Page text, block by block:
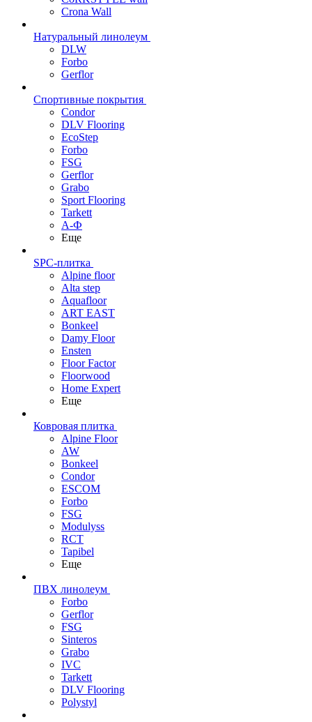
Crona Wall
Натуральный линолеум
DLW
Forbo
Gerflor
Спортивные покрытия
Condor
DLV Flooring
EcoStep
Forbo
FSG
Gerflor
Grabo
Sport Flooring
Tarkett
А-Ф
Еще
SPC-плитка
Alpine floor
Alta step
Aquafloor
ART EAST
Bonkeel
Damy Floor
Ensten
Floor Factor
Floorwood
Home Expert
Еще
Ковровая плитка
Alpine Floor
AW
Bonkeel
Condor
ESCOM
Forbo
FSG
Modulyss
RCT
Tapibel
Еще
ПВХ линолеум
Forbo
Gerflor
FSG
Sinteros
Grabo
IVC
Tarkett
DLV Flooring
Polystyl